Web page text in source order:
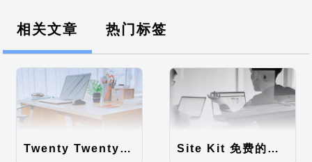
相关文章 热门标签
Twenty Twenty-Five 免费的WordPress内容主题 Site Kit 免费的WordPress数据统计插件